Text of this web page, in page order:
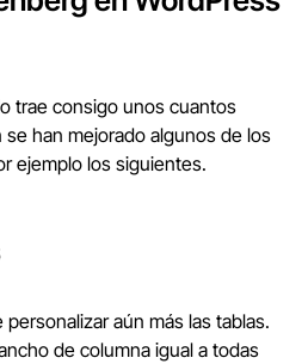
trae consigo unos cuantos
han mejorado algunos de los
ejemplo los siguientes.
aún más las tablas.
de columna igual a todas